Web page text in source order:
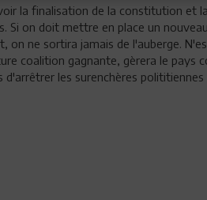
la finalisation de la constitution et
Si on doit mettre en place un
ne sortira jamais de l'auberge.
coalition gagnante, gèrera le pays
les surenchères